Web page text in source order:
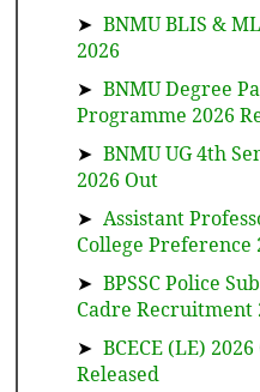
➤ BNMU BLIS &
2026
➤ BNMU Degree
Programme 2026
➤ BNMU UG 4th
2026 Out
➤ Assistant
College Preference
➤ BPSSC Police
Cadre Recruitment
➤ BCECE (LE)
Released